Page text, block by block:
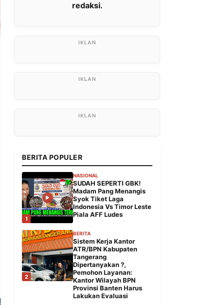
redaksi.
BERITA POPULER
1
NASIONAL
SUDAH SEPERTI GBK!
Madam Pang Menangis
Syok Tiket Laga
Indonesia Vs Timor Leste
Piala AFF Ludes
2
BERITA
Sistem Kerja Kantor
ATR/BPN Kabupaten
Tangerang
Dipertanyakan ?,
Pemohon Layanan:
Kantor Wilayah BPN
Provinsi Banten Harus
Lakukan Evaluasi